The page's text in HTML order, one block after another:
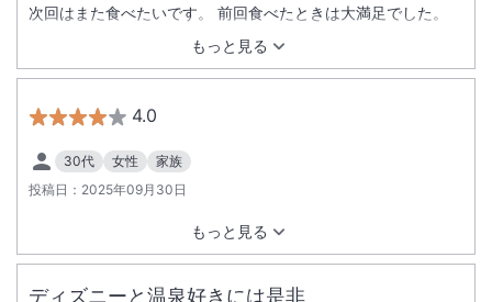
もっと見る
次回はまた食べたいです。 前回食べたときは大満足でした。
4.0
30代 女性
家族
投稿日： 2025年09月30日
もっと見る
ディズニーと温泉好きには是非